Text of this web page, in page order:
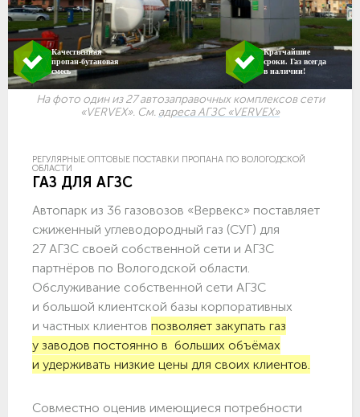
Качественная
пропан-бутановая
смесь
Кратчайшие
сроки. Газ всегда
в наличии!
На фото один из 27 автозаправочных комплексов сети
«VERVEX». См. адреса АГЗС «VERVEX»
РЕГУЛЯРНЫЕ ОПТОВЫЕ ПОСТАВКИ ПРОПАНА ПО ВОЛОГОДСКОЙ
ОБЛАСТИ
ГАЗ ДЛЯ АГЗС
Автопарк из 36 газовозов «Вервекс» поставляет
сжиженный углеводородный газ (СУГ) для
27 АГЗС своей собственной сети и АГЗС
партнёров по Вологодской области.
Обслуживание собственной сети АГЗС
и большой клиентской базы корпоративных
и частных клиентов позволяет закупать газ
у заводов постоянно в больших объёмах
и удерживать низкие цены для своих клиентов.
Совместно оценив имеющиеся потребности